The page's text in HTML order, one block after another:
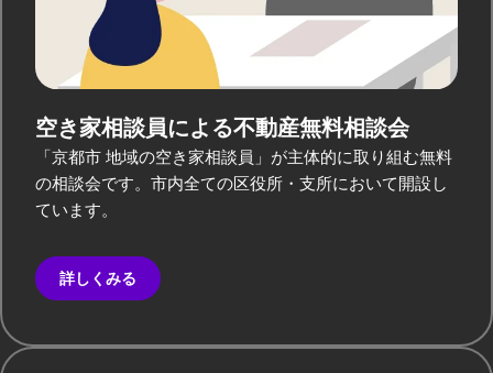
空き家相談員による不動産無料相談会
「京都市 地域の空き家相談員」が主体的に取り組む無料
の相談会です。市内全ての区役所・支所において開設し
ています。
詳しくみる